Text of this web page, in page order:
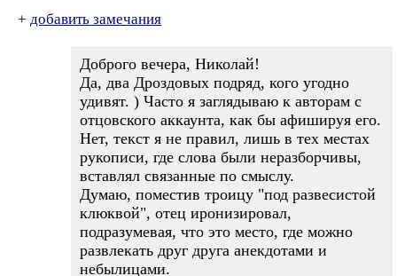
+ добавить замечания
Доброго вечера, Николай!
Да, два Дроздовых подряд, кого угодно
удивят. ) Часто я заглядываю к авторам с
отцовского аккаунта, как бы афишируя его.
Нет, текст я не правил, лишь в тех местах
рукописи, где слова были неразборчивы,
вставлял связанные по смыслу.
Думаю, поместив троицу "под развесистой
клюквой", отец иронизировал,
подразумевая, что это место, где можно
развлекать друг друга анекдотами и
небылицами.